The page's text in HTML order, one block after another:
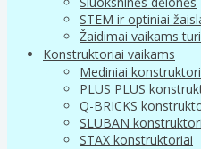
STEM ir optiniai
Žaidimai vaikams
Konstruktoriai vaikams
Mediniai
PLUS PLUS
Q-BRICKS
SLUBAN
STAX konstruktoriai